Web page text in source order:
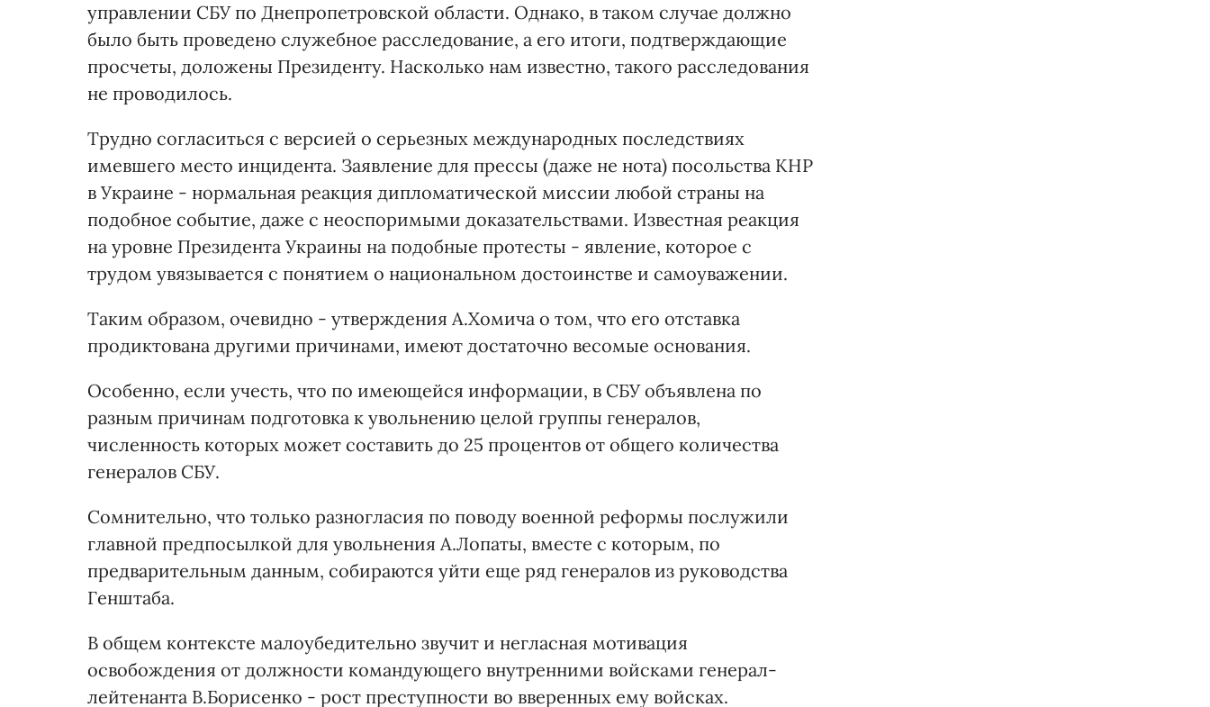
управлении СБУ по Днепропетровской области. Однако, в таком случае должно
было быть проведено служебное расследование, а его итоги, подтверждающие
просчеты, доложены Президенту. Насколько нам известно, такого расследования
не проводилось.
Трудно согласиться с версией о серьезных международных последствиях
имевшего место инцидента. Заявление для прессы (даже не нота) посольства КНР
в Украине - нормальная реакция дипломатической миссии любой страны на
подобное событие, даже с неоспоримыми доказательствами. Известная реакция
на уровне Президента Украины на подобные протесты - явление, которое с
трудом увязывается с понятием о национальном достоинстве и самоуважении.
Таким образом, очевидно - утверждения А.Хомича о том, что его отставка
продиктована другими причинами, имеют достаточно весомые основания.
Особенно, если учесть, что по имеющейся информации, в СБУ объявлена по
разным причинам подготовка к увольнению целой группы генералов,
численность которых может составить до 25 процентов от общего количества
генералов СБУ.
Сомнительно, что только разногласия по поводу военной реформы послужили
главной предпосылкой для увольнения А.Лопаты, вместе с которым, по
предварительным данным, собираются уйти еще ряд генералов из руководства
Генштаба.
В общем контексте малоубедительно звучит и негласная мотивация
освобождения от должности командующего внутренними войсками генерал-
лейтенанта В.Борисенко - рост преступности во вверенных ему войсках.